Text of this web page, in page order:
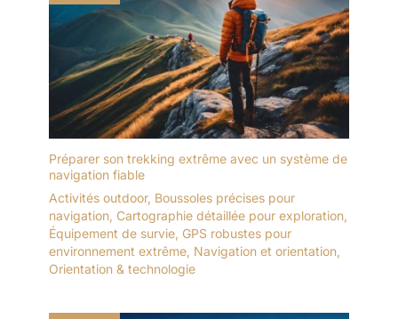
Préparer son trekking extrême avec un système de
navigation fiable
Activités outdoor, Boussoles précises pour
navigation, Cartographie détaillée pour exploration,
Équipement de survie, GPS robustes pour
environnement extrême, Navigation et orientation,
Orientation & technologie